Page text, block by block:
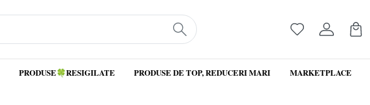
PRODUSE🍀RESIGILATE PRODUSE DE TOP, REDUCERI MARI MARKETPLACE